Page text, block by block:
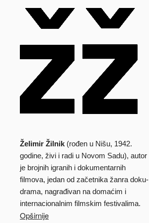
Biografija
Želimir Žilnik (rođen u Nišu, 1942.
godine, živi i radi u Novom Sadu), autor
je brojnih igranih i dokumentarnih
filmova, jedan od začetnika žanra doku-
drama, nagrađivan na domaćim i
internacionalnim filmskim festivalima.
Opširnije